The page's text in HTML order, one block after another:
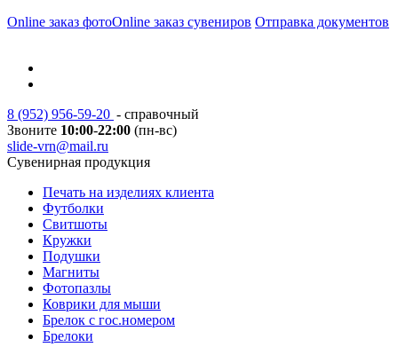
Online заказ фотоOnline заказ сувениров Отправка документов
8 (952) 956-59-20 - справочный
Звоните 10:00-22:00 (пн-вс)
slide-vrn@mail.ru
Сувенирная продукция
Печать на изделиях клиента
Футболки
Свитшоты
Кружки
Подушки
Магниты
Фотопазлы
Коврики для мыши
Брелок с гос.номером
Брелоки